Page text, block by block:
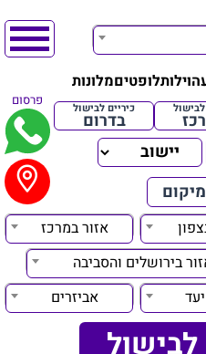
וילותלופטיםמלונות
פרסום לבישול כיריים לבישול
בדרום
אזור במרכז
בירושלים והסביבה
אביזרים
לבישול